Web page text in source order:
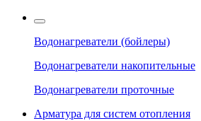
Водонагреватели (бойлеры)
Водонагреватели накопительные
Водонагреватели проточные
Арматура для систем отопления